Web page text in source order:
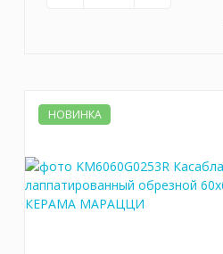
НОВИНКА